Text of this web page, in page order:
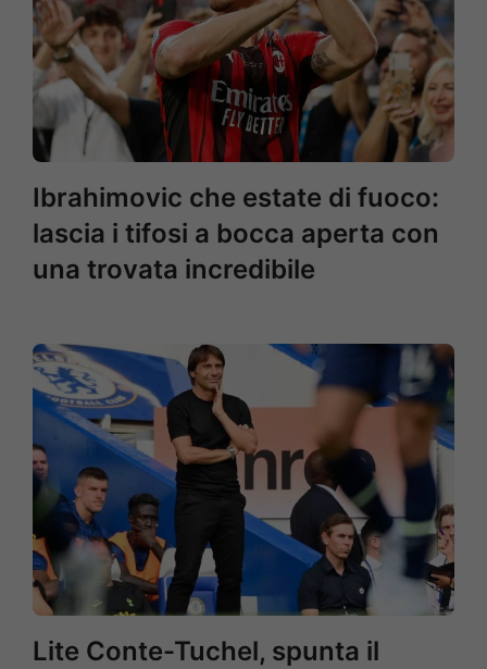
Ibrahimovic che estate di fuoco:
lascia i tifosi a bocca aperta con
una trovata incredibile
Lite Conte-Tuchel, spunta il